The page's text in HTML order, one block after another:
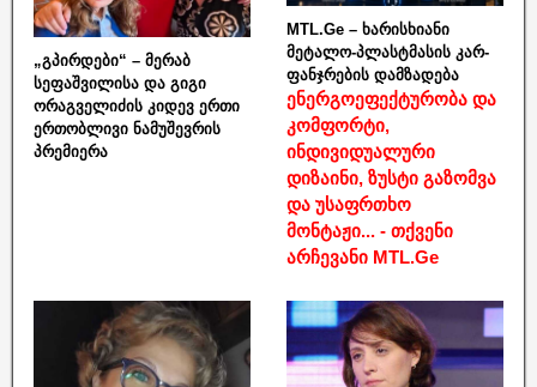
„გპირდები“ – მერაბ
სეფაშვილისა და გიგი
ორაგველიძის კიდევ ერთი
ერთობლივი ნამუშევრის
პრემიერა
MTL.Ge – ხარისხიანი
მეტალო-პლასტმასის კარ-
ფანჯრების დამზადება
ენერგოეფექტურობა და
კომფორტი,
ინდივიდუალური
დიზაინი, ზუსტი გაზომვა
და უსაფრთხო
მონტაჟი... - თქვენი
არჩევანი MTL.Ge